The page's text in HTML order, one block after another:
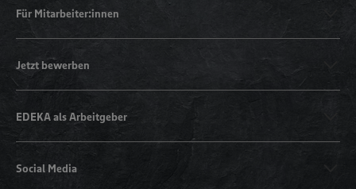
Für Mitarbeiter:innen
Jetzt bewerben
EDEKA als Arbeitgeber
Social Media